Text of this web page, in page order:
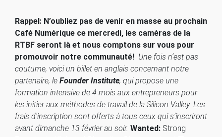
Rappel: N’oubliez pas de venir en masse au prochain
Café Numérique ce mercredi, les caméras de la
RTBF seront là et nous comptons sur vous pour
promouvoir notre communauté! Une fois n’est pas
coutume, voici un billet en anglais concernant notre
partenaire, le Founder Institute, qui propose une
formation intensive de 4 mois aux entrepreneurs pour
les initier aux méthodes de travail de la Silicon Valley. Les
frais d’inscription sont offerts à tous ceux qui s’inscriront
avant dimanche 13 février au soir. Wanted: Strong